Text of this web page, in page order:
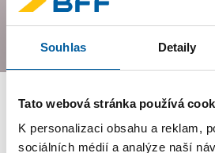
Souhlas Detaily
Tato webová stránka používá
K personalizaci obsahu a reklam,
sociálních médií a analýze naší